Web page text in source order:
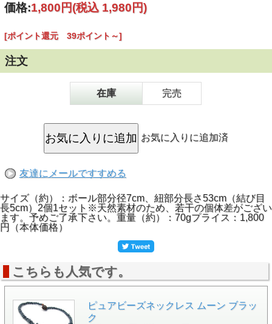
価格:1,800円(税込 1,980円)
[ポイント還元 39ポイント～]
注文
在庫 完売
お気に入りに追加済
友達にメールですすめる
サイズ（約）：ボール部分径7cm、紐部分長さ53cm（結び目
長5cm）2個1セット※天然素材のため、若干の個体差がござい
ます。予めご了承下さい。重量（約）：70gプライス：1,800
円（本体価格）
こちらも人気です。
ピュアビーズネックレス ムーン ブラッ
ク